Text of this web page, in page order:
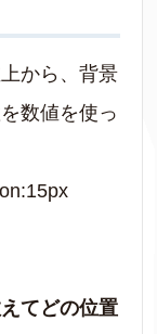
から、背景
数値を使っ
てどの位置